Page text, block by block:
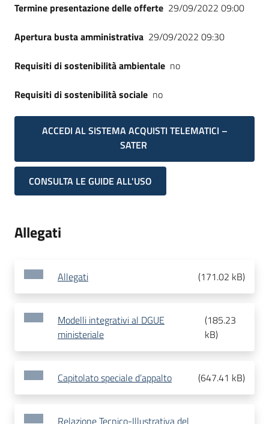
Termine presentazione delle offerte 29/09/2022 09:00
Apertura busta amministrativa 29/09/2022 09:30
Requisiti di sostenibilità ambientale no
Requisiti di sostenibilità sociale no
ACCEDI AL SISTEMA ACQUISTI TELEMATICI –
SATER
CONSULTA LE GUIDE ALL'USO
Allegati
Allegati (171.02 kB)
Modelli integrativi al DGUE
ministeriale
(185.23
kB)
Capitolato speciale d’appalto (647.41 kB)
Relazione Tecnico-Illustrativa del